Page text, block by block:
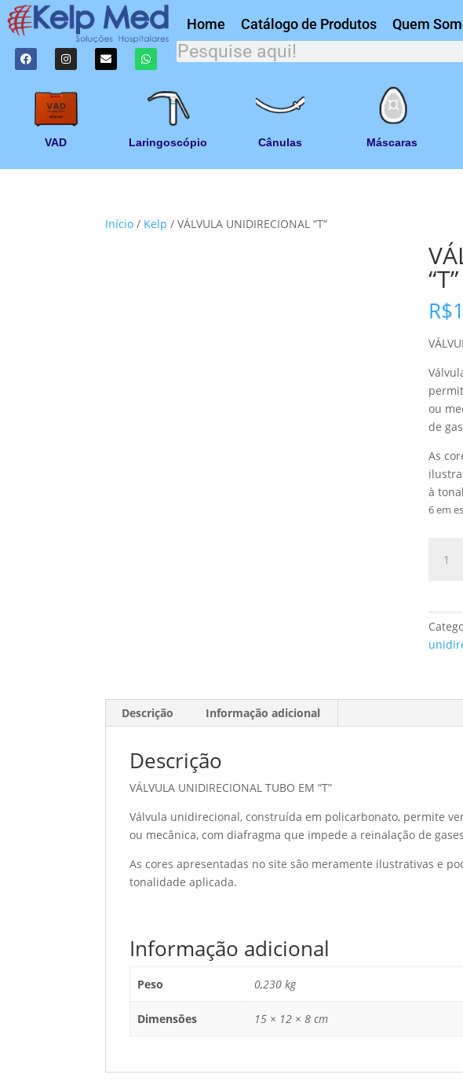
Home Catálogo de Produtos Quem
VAD Laringoscópio Cânulas Máscaras
Início / Kelp / VÁLVULA UNIDIRECIONAL “T”
“T”
R$
ou
de
As
à
6 em
Descrição Informação adicional
Descrição
VÁLVULA UNIDIRECIONAL TUBO EM “T”
Válvula unidirecional, construída em policarbonato, permite
ou mecânica, com diafragma que impede a reinalação de
As cores apresentadas no site são meramente ilustrativas e
tonalidade aplicada.
Informação adicional
Peso 0,230 kg
Dimensões 15 × 12 × 8 cm